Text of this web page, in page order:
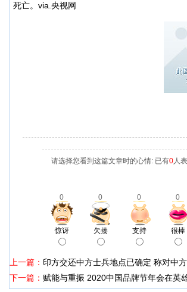
死亡。via.央视网
请选择您看到这篇文章时的心情: 已有0人
0 0 0 0
惊讶 欠揍 支持 很棒
上一篇： 印方交还中方士兵地点已确定 称对中
下一篇： 赋能与重振 2020中国品牌节年会在英